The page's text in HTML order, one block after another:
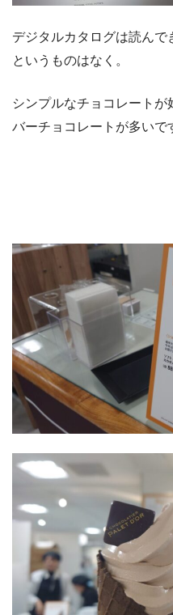
デジタルカタログは読んで
というものはなく。
シンプルなチョコレート
バーチョコレートが多いで